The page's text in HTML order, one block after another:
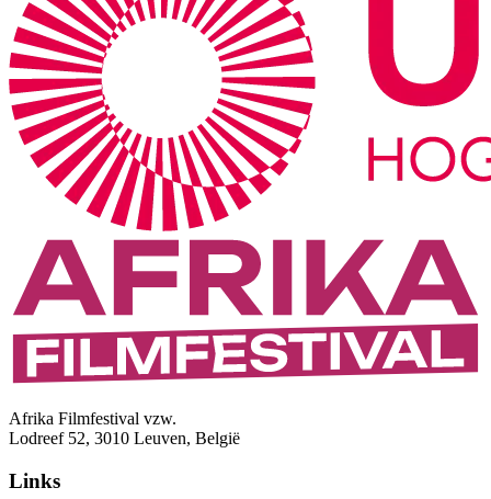
Afrika Filmfestival vzw.
Lodreef 52, 3010 Leuven, België
Links